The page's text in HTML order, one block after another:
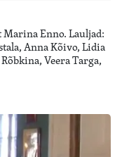
Enno. Lauljad:
Anna Kõivo, Lidia
Veera Targa,